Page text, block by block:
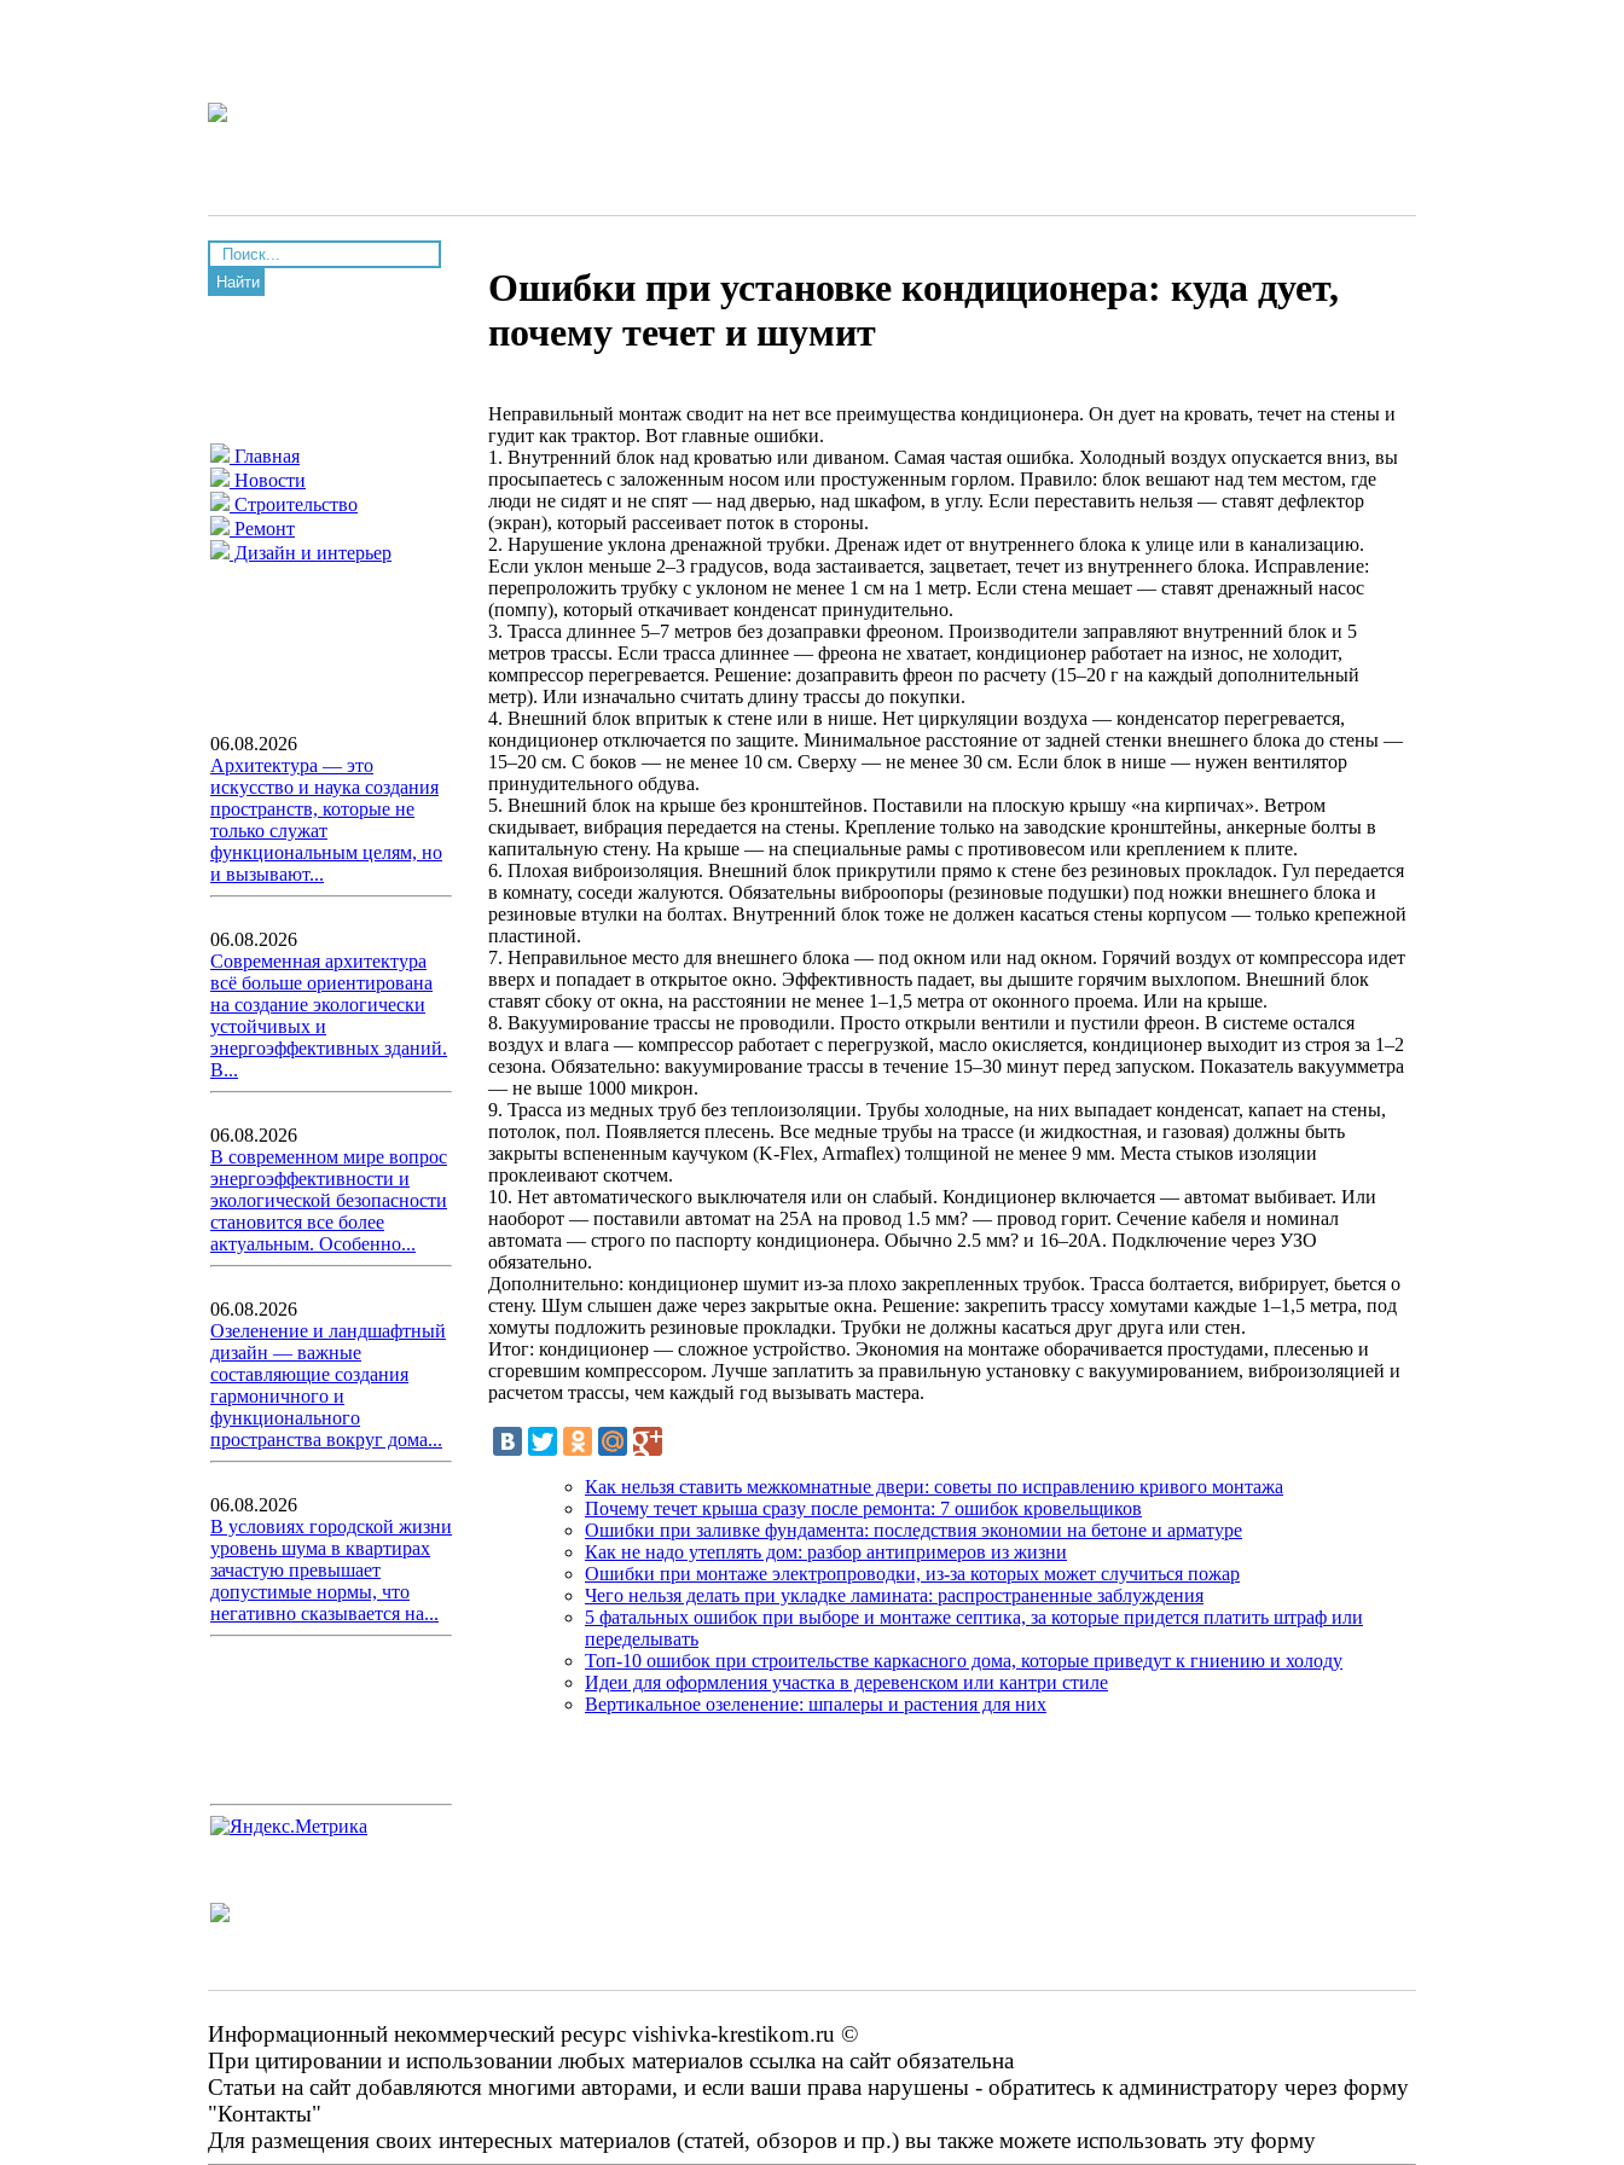
Найти
Главная
Новости
Строительство
Ремонт
Дизайн и интерьер
06.08.2026
Архитектура — это
искусство и наука создания
пространств, которые не
только служат
функциональным целям, но
и вызывают...
06.08.2026
Современная архитектура
всё больше ориентирована
на создание экологически
устойчивых и
энергоэффективных зданий.
В...
06.08.2026
В современном мире вопрос
энергоэффективности и
экологической безопасности
становится все более
актуальным. Особенно...
06.08.2026
Озеленение и ландшафтный
дизайн — важные
составляющие создания
гармоничного и
функционального
пространства вокруг дома...
06.08.2026
В условиях городской жизни
уровень шума в квартирах
зачастую превышает
допустимые нормы, что
негативно сказывается на...
Ошибки при установке кондиционера: куда дует,
почему течет и шумит
Неправильный монтаж сводит на нет все преимущества кондиционера. Он дует на кровать, течет на стены и
гудит как трактор. Вот главные ошибки.
1. Внутренний блок над кроватью или диваном. Самая частая ошибка. Холодный воздух опускается вниз, вы
просыпаетесь с заложенным носом или простуженным горлом. Правило: блок вешают над тем местом, где
люди не сидят и не спят — над дверью, над шкафом, в углу. Если переставить нельзя — ставят дефлектор
(экран), который рассеивает поток в стороны.
2. Нарушение уклона дренажной трубки. Дренаж идет от внутреннего блока к улице или в канализацию.
Если уклон меньше 2–3 градусов, вода застаивается, зацветает, течет из внутреннего блока. Исправление:
перепроложить трубку с уклоном не менее 1 см на 1 метр. Если стена мешает — ставят дренажный насос
(помпу), который откачивает конденсат принудительно.
3. Трасса длиннее 5–7 метров без дозаправки фреоном. Производители заправляют внутренний блок и 5
метров трассы. Если трасса длиннее — фреона не хватает, кондиционер работает на износ, не холодит,
компрессор перегревается. Решение: дозаправить фреон по расчету (15–20 г на каждый дополнительный
метр). Или изначально считать длину трассы до покупки.
4. Внешний блок впритык к стене или в нише. Нет циркуляции воздуха — конденсатор перегревается,
кондиционер отключается по защите. Минимальное расстояние от задней стенки внешнего блока до стены —
15–20 см. С боков — не менее 10 см. Сверху — не менее 30 см. Если блок в нише — нужен вентилятор
принудительного обдува.
5. Внешний блок на крыше без кронштейнов. Поставили на плоскую крышу «на кирпичах». Ветром
скидывает, вибрация передается на стены. Крепление только на заводские кронштейны, анкерные болты в
капитальную стену. На крыше — на специальные рамы с противовесом или креплением к плите.
6. Плохая виброизоляция. Внешний блок прикрутили прямо к стене без резиновых прокладок. Гул передается
в комнату, соседи жалуются. Обязательны виброопоры (резиновые подушки) под ножки внешнего блока и
резиновые втулки на болтах. Внутренний блок тоже не должен касаться стены корпусом — только крепежной
пластиной.
7. Неправильное место для внешнего блока — под окном или над окном. Горячий воздух от компрессора идет
вверх и попадает в открытое окно. Эффективность падает, вы дышите горячим выхлопом. Внешний блок
ставят сбоку от окна, на расстоянии не менее 1–1,5 метра от оконного проема. Или на крыше.
8. Вакуумирование трассы не проводили. Просто открыли вентили и пустили фреон. В системе остался
воздух и влага — компрессор работает с перегрузкой, масло окисляется, кондиционер выходит из строя за 1–2
сезона. Обязательно: вакуумирование трассы в течение 15–30 минут перед запуском. Показатель вакуумметра
— не выше 1000 микрон.
9. Трасса из медных труб без теплоизоляции. Трубы холодные, на них выпадает конденсат, капает на стены,
потолок, пол. Появляется плесень. Все медные трубы на трассе (и жидкостная, и газовая) должны быть
закрыты вспененным каучуком (K-Flex, Armaflex) толщиной не менее 9 мм. Места стыков изоляции
проклеивают скотчем.
10. Нет автоматического выключателя или он слабый. Кондиционер включается — автомат выбивает. Или
наоборот — поставили автомат на 25А на провод 1.5 мм? — провод горит. Сечение кабеля и номинал
автомата — строго по паспорту кондиционера. Обычно 2.5 мм? и 16–20А. Подключение через УЗО
обязательно.
Дополнительно: кондиционер шумит из-за плохо закрепленных трубок. Трасса болтается, вибрирует, бьется о
стену. Шум слышен даже через закрытые окна. Решение: закрепить трассу хомутами каждые 1–1,5 метра, под
хомуты подложить резиновые прокладки. Трубки не должны касаться друг друга или стен.
Итог: кондиционер — сложное устройство. Экономия на монтаже оборачивается простудами, плесенью и
сгоревшим компрессором. Лучше заплатить за правильную установку с вакуумированием, виброизоляцией и
расчетом трассы, чем каждый год вызывать мастера.
Как нельзя ставить межкомнатные двери: советы по исправлению кривого монтажа
Почему течет крыша сразу после ремонта: 7 ошибок кровельщиков
Ошибки при заливке фундамента: последствия экономии на бетоне и арматуре
Как не надо утеплять дом: разбор антипримеров из жизни
Ошибки при монтаже электропроводки, из-за которых может случиться пожар
Чего нельзя делать при укладке ламината: распространенные заблуждения
5 фатальных ошибок при выборе и монтаже септика, за которые придется платить штраф или
переделывать
Топ-10 ошибок при строительстве каркасного дома, которые приведут к гниению и холоду
Идеи для оформления участка в деревенском или кантри стиле
Вертикальное озеленение: шпалеры и растения для них
Информационный некоммерческий ресурс vishivka-krestikom.ru ©
При цитировании и использовании любых материалов ссылка на сайт обязательна
Статьи на сайт добавляются многими авторами, и если ваши права нарушены - обратитесь к администратору через форму
"Контакты"
Для размещения своих интересных материалов (статей, обзоров и пр.) вы также можете использовать эту форму